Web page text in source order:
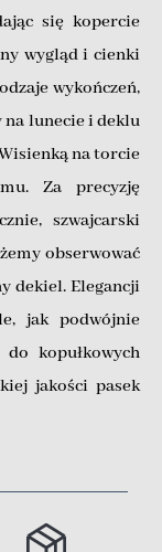
się kopercie
wygląd i cienki
wykończeń,
na lunecie i deklu
na torcie
Za precyzję
szwajcarski
obserwować
dekiel. Elegancji
jak podwójnie
kopułkowych
jakości pasek